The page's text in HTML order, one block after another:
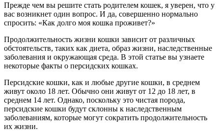
Прежде чем вы решите стать родителем кошек, я уверен, что у
вас возникнет один вопрос. И да, совершенно нормально
спросить: «Как долго моя кошка проживет?»
Продолжительность жизни кошки зависит от различных
обстоятельств, таких как диета, образ жизни, наследственные
заболевания и окружающая среда. В этой статье вы узнаете
некоторые факты о персидских кошках.
Персидские кошки, как и любые другие кошки, в среднем
живут около 18 лет. Обычно они живут от 12 до 18 лет, в
среднем 14 лет. Однако, поскольку это чистая порода,
персидские кошки будут склонны к наследственным
заболеваниям, которые могут сократить продолжительность
их жизни.